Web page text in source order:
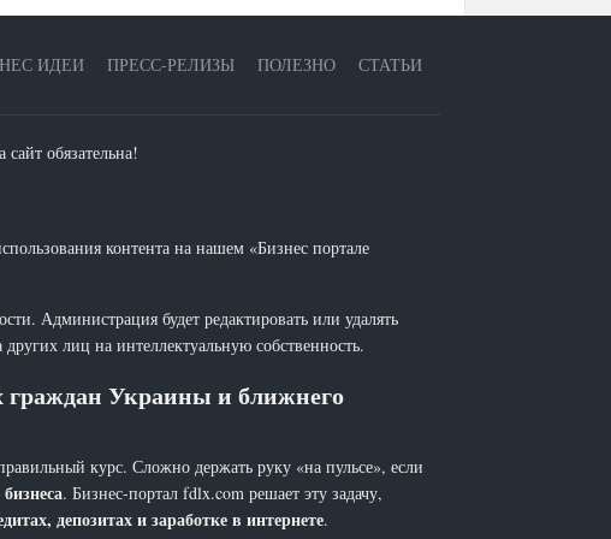
ИДЕИ ПРЕСС-РЕЛИЗЫ ПОЛЕЗНО СТАТЬИ
обязательна!
контента на нашем «Бизнес портале
Администрация будет редактировать или удалять
лиц на интеллектуальную собственность.
граждан Украины и ближнего
курс. Сложно держать руку «на пульсе», если
. Бизнес-портал fdlx.com решает эту задачу,
депозитах и заработке в интернете.